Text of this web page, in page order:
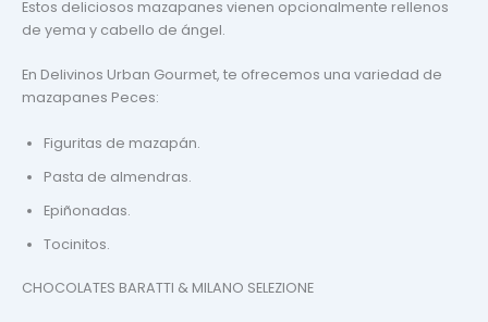
Estos deliciosos mazapanes vienen opcionalmente rellenos
de yema y cabello de ángel.
En Delivinos Urban Gourmet, te ofrecemos una variedad de
mazapanes Peces:
Figuritas de mazapán.
Pasta de almendras.
Epiñonadas.
Tocinitos.
CHOCOLATES BARATTI & MILANO SELEZIONE